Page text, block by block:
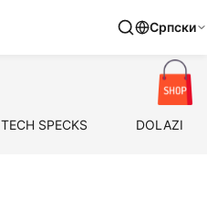
Српски
TECH SPECKS DOLAZI